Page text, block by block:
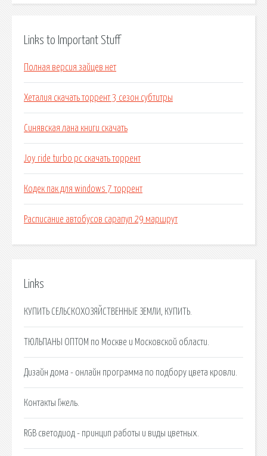
Links to Important Stuff
Полная версия зайцев нет
Хеталия скачать торрент 3 сезон субтитры
Синявская лана книги скачать
Joy ride turbo pc скачать торрент
Кодек пак для windows 7 торрент
Расписание автобусов сарапул 29 маршрут
Links
КУПИТЬ СЕЛЬСКОХОЗЯЙСТВЕННЫЕ ЗЕМЛИ, КУПИТЬ.
ТЮЛЬПАНЫ ОПТОМ по Москве и Московской области.
Дизайн дома - онлайн программа по подбору цвета кровли.
Контакты Гжель.
RGB светодиод - принцип работы и виды цветных.